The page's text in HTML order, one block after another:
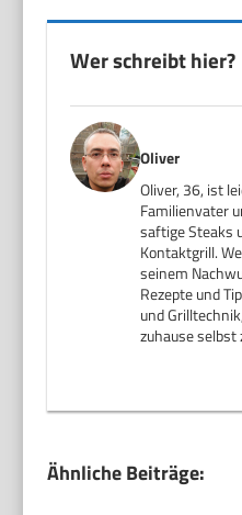
Wer schreibt hier?
Oliver
Oliver, 36, ist
Familienvater
saftige Steaks
Kontaktgrill.
seinem
Rezepte und
und
zuhause selbst
Ähnliche Beiträge: